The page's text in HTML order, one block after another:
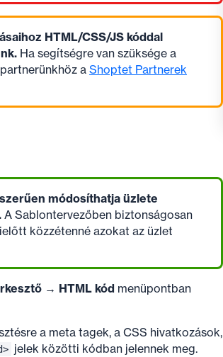
HTML/CSS/JS kóddal
Ha segítségre van szüksége a
a Shoptet Partnerek
módosíthatja üzlete
A Sablontervezőben biztonságosan
közzétenné azokat az üzlet
→ HTML kód menüpontban
a meta tagek, a CSS hivatkozások,
jelek közötti kódban jelennek meg.